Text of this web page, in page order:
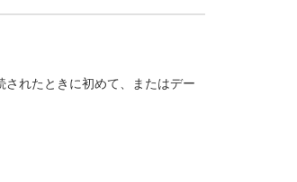
れたときに初めて、またはデー